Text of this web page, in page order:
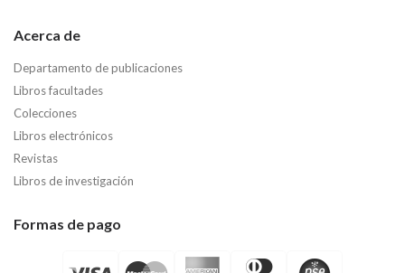
Acerca de
Departamento de publicaciones
Libros facultades
Colecciones
Libros electrónicos
Revistas
Libros de investigación
Formas de pago